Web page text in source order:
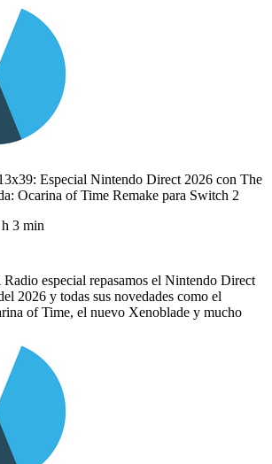
Especial Nintendo Direct 2026 con The
Ocarina of Time Remake para Switch 2
h 3 min
Radio especial repasamos el Nintendo Direct
2026 y todas sus novedades como el
of Time, el nuevo Xenoblade y mucho